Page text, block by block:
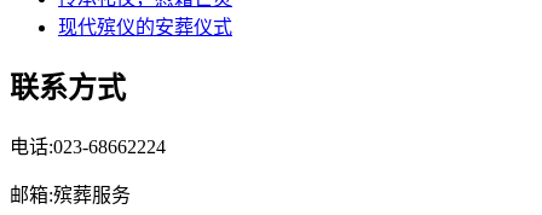
现代殡仪的安葬仪式
联系方式
电话:023-68662224
邮箱:殡葬服务